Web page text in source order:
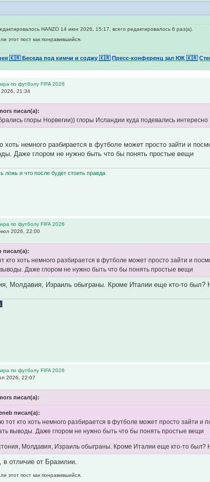
HANZO 14 июн 2026, 15:17, всего редактировалось 6 раз(а).
этот пост как понравившийся.
🇰🇷 Беседа под кимчи и соджу 🇰🇷 Пресс-конференц зал ЮК 🇰🇷
по футболу FIFA 2026
21:34
писал(а):
глоры Норвегии)) глоры Исландии куда подевались интересно
хоть немного разбирается в футболе может просто зайти и
Даже глором не нужно быть что бы понять простые вещи
ложь и что после будет стоить правда
по футболу FIFA 2026
2026, 22:00
писал(а):
кто хоть немного разбирается в футболе может просто зайти и
Даже глором не нужно быть что бы понять простые вещи
Молдавия, Израиль обыграны. Кроме Италии еще кто-то
по футболу FIFA 2026
2026, 22:07
писал(а):
писал(а):
тот кто хоть немного разбирается в футболе может просто зайти и
выводы. Даже глором не нужно быть что бы понять простые вещи
Молдавия, Израиль обыграны. Кроме Италии еще кто-то был?
отличие от Бразилии.
этот пост как понравившийся.